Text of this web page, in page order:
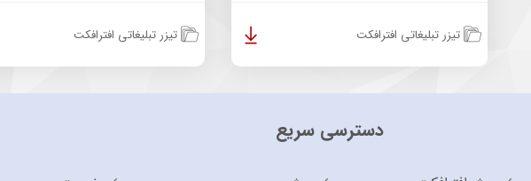
تیزر تبلیغاتی افترافکت تیزر تبلیغاتی افترافکت
دسترسی سریع